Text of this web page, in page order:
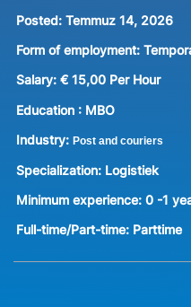
Posted: Temmuz 14, 2026
Form of employment:
Salary: € 15,00 Per Hour
Education : MBO
Industry: Post and couriers
Specialization: Logistiek
Minimum experience: 0 -1
Full-time/Part-time: Parttime